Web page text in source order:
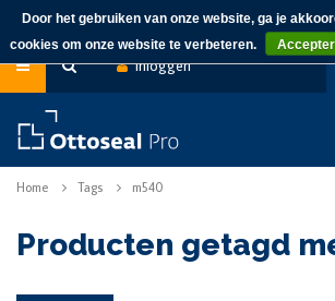
Inloggen
Home Tags m540
Producten getagd
Door het gebruiken van onze website, ga je
cookies om onze website te verbeteren.